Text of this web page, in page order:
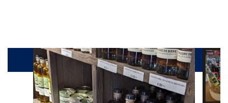
Galerie